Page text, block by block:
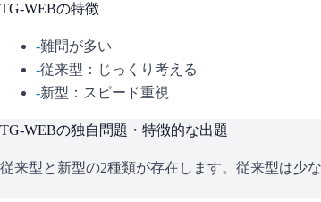
TG-WEBの特徴
-難問が多い
-従来型：じっくり考える
-新型：スピード重視
TG-WEBの独自問題・特徴的な出題
従来型と新型の2種類が存在します。従来型は少